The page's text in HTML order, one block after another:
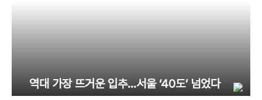
역대 가장 뜨거운 입추…서울 ‘40도’ 넘었다